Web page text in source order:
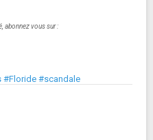
abonnez vous sur :
#Floride #scandale